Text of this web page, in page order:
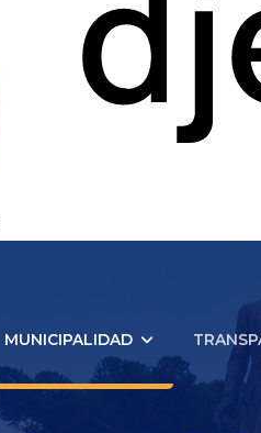
MUNICIPALIDAD